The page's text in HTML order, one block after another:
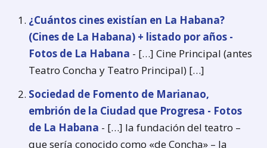
¿Cuántos cines existían en La Habana?
(Cines de La Habana) + listado por años -
Fotos de La Habana - […] Cine Principal (antes
Teatro Concha y Teatro Principal) […]
Sociedad de Fomento de Marianao,
embrión de la Ciudad que Progresa - Fotos
de La Habana - […] la fundación del teatro –
que sería conocido como «de Concha» – la